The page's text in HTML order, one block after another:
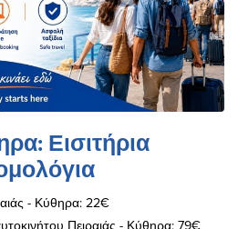
Εισιτήρια
- Κύθηρα: 22€
Πειραιάς - Κύθηρα: 79€